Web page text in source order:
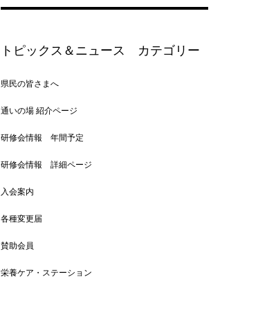
トピックス＆ニュース カテゴリー
県民の皆さまへ
通いの場 紹介ページ
研修会情報 年間予定
研修会情報 詳細ページ
入会案内
各種変更届
賛助会員
栄養ケア・ステーション